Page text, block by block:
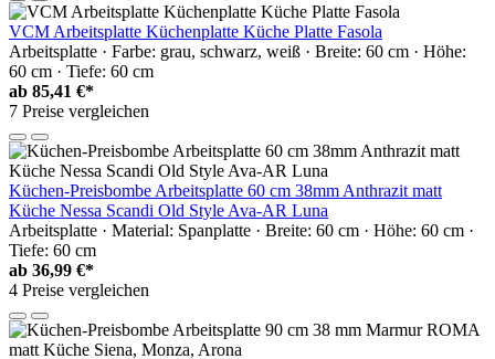
VCM Arbeitsplatte Küchenplatte Küche Platte Fasola
Arbeitsplatte · Farbe: grau, schwarz, weiß · Breite: 60 cm · Höhe:
60 cm · Tiefe: 60 cm
ab 85,41 €*
7 Preise vergleichen
Küchen-Preisbombe Arbeitsplatte 60 cm 38mm Anthrazit matt
Küche Nessa Scandi Old Style Ava-AR Luna
Arbeitsplatte · Material: Spanplatte · Breite: 60 cm · Höhe: 60 cm ·
Tiefe: 60 cm
ab 36,99 €*
4 Preise vergleichen